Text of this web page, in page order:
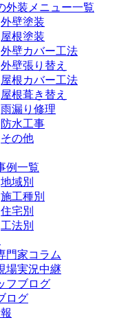
外装メニュー一覧
外壁塗装
屋根塗装
外壁カバー工法
外壁張り替え
屋根カバー工法
屋根葺き替え
雨漏り修理
防水工事
その他
例一覧
地域別
施工種別
住宅別
工法別
門家コラム
場実況中継
フブログ
ログ